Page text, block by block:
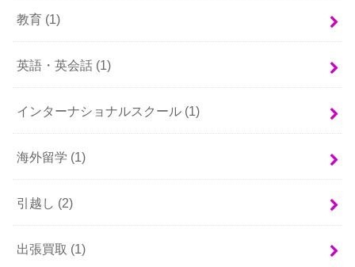
教育 (1)
英語・英会話 (1)
インターナショナルスクール (1)
海外留学 (1)
引越し (2)
出張買取 (1)